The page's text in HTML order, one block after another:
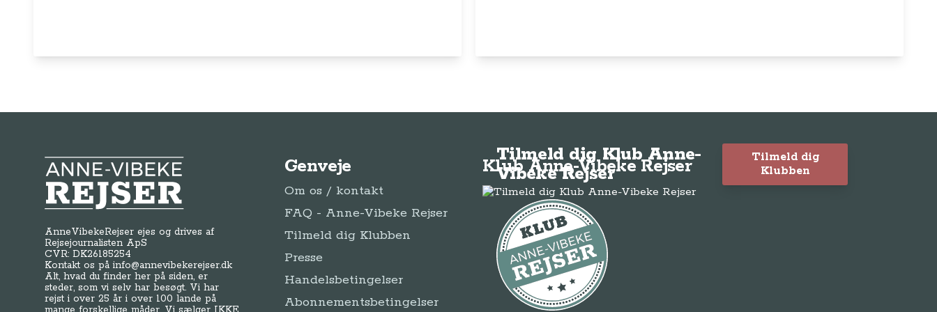
Anne-Vibeke Rejser
AnneVibekeRejser ejes og drives af
Rejsejournalisten ApS
CVR: DK26185254
Kontakt os påinfo@annevibekerejser.dk
Alt, hvad du finder her på siden, er
steder, som vi selv har besøgt. Vi har
rejst i over 25 år i over 100 lande på
Genveje
Om os / kontakt
FAQ - Anne-Vibeke Rejser
Tilmeld dig Klubben
Presse
Handelsbetingelser
Abonnementsbetingelser
Klub Anne-Vibeke Rejser
Tilmeld dig Klub Anne-
Vibeke Rejser
Tilmeld dig
Klubben